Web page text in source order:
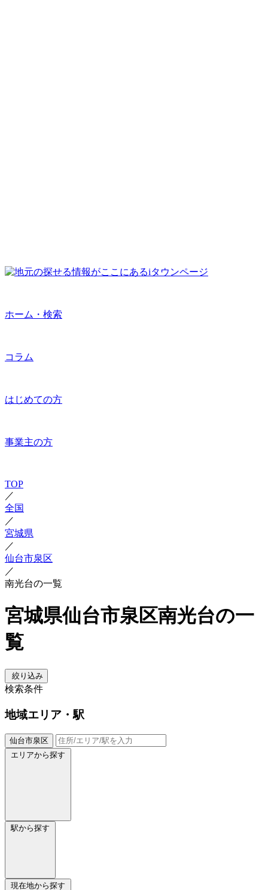
ホーム・検索
コラム
はじめての方
事業主の方
TOP
／
全国
／
宮城県
／
仙台市泉区
／
南光台の一覧
宮城県仙台市泉区南光台の一
覧
絞り込み
検索条件
地域エリア・駅
仙台市泉区
エリアから探す
駅から探す
現在地から探す